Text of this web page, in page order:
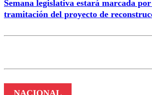
Semana legislativa estará marcada
tramitación del proyecto de
NACIONAL